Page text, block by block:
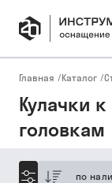
Главная /Каталог /
Кулачки
головкам
по